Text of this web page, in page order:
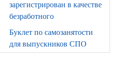
зарегистрирован в качестве
безработного
Буклет по самозанятости
для выпускников СПО